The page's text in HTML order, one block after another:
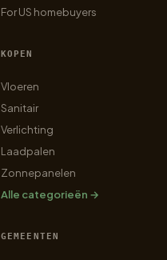
For US homebuyers
KOPEN
Vloeren
Sanitair
Verlichting
Laadpalen
Zonnepanelen
Alle categorieën →
GEMEENTEN